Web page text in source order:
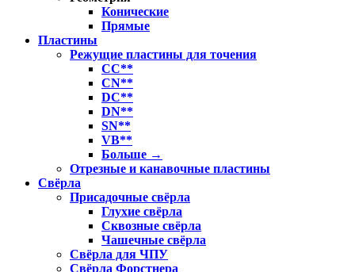
Конические
Прямые
Пластины
Режущие пластины для точения
CC**
CN**
DC**
DN**
SN**
VB**
Больше →
Отрезные и канавочные пластины
Свёрла
Присадочные свёрла
Глухие свёрла
Сквозные свёрла
Чашечные свёрла
Свёрла для ЧПУ
Свёрла Форстнера